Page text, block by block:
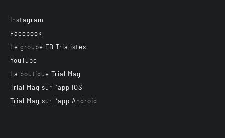
Instagram
Facebook
Le groupe FB Trialistes
YouTube
La boutique Trial Mag
Trial Mag sur l’app IOS
Trial Mag sur l’app Android